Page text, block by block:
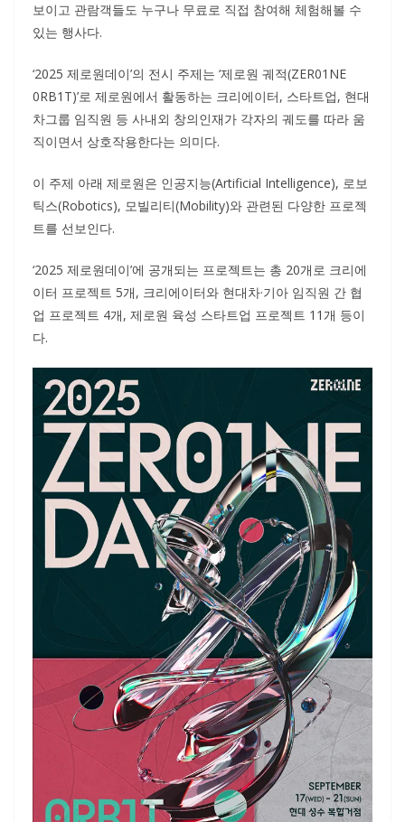
보이고 관람객들도 누구나 무료로 직접 참여해 체험해볼 수
있는 행사다.
‘2025 제로원데이’의 전시 주제는 ‘제로원 궤적(ZER01NE
0RB1T)’로 제로원에서 활동하는 크리에이터, 스타트업, 현대
차그룹 임직원 등 사내외 창의인재가 각자의 궤도를 따라 움
직이면서 상호작용한다는 의미다.
이 주제 아래 제로원은 인공지능(Artificial Intelligence), 로보
틱스(Robotics), 모빌리티(Mobility)와 관련된 다양한 프로젝
트를 선보인다.
‘2025 제로원데이’에 공개되는 프로젝트는 총 20개로 크리에
이터 프로젝트 5개, 크리에이터와 현대차·기아 임직원 간 협
업 프로젝트 4개, 제로원 육성 스타트업 프로젝트 11개 등이
다.